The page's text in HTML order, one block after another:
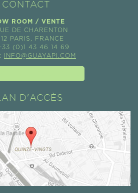
CONTACT
ROOM / VENTE
DE CHARENTON
PARIS, FRANCE
(0)1 43 46 14 69
INFO@GUAYAPI.COM
D'ACCÈS